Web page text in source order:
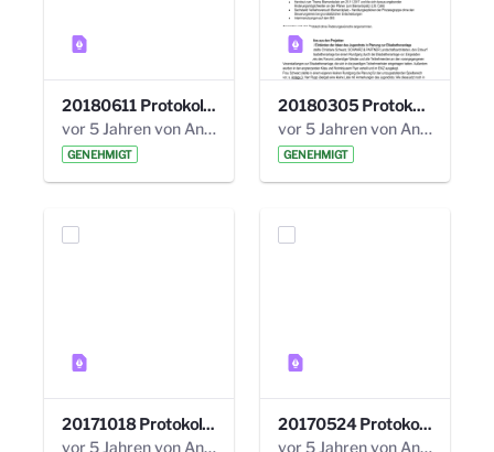
20180611 Protokoll 23. Steuerungskreis.pdf
vor 5 Jahren von Anni Schlumberger
GENEHMIGT
20180305 Protokoll 22. Steuerungskreis.pdf
vor 5 Jahren von Anni Schlumberger
GENEHMIGT
20171018 Protokoll 21. Steuerungskreis.pdf
vor 5 Jahren von Anni Schlumberger
20170524 Protokoll 20. Steuerungskreis.pdf
vor 5 Jahren von Anni Schlumberger